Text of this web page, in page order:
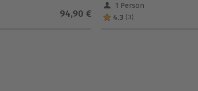
94,90 €
1 Person
4.3 (3)